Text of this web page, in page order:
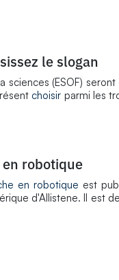
le slogan
sciences (ESOF)
choisir parmi les
robotique
en robotique est
d'Allistene. Il est